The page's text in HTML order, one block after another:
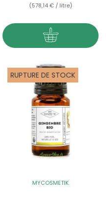
(578,14 € / litre)
RUPTURE DE STOCK
MYCOSMETIK